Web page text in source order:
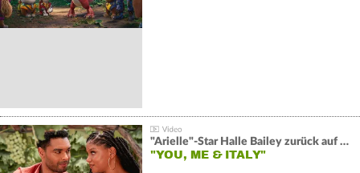
"Arielle"-Star Halle Bailey zurück auf der Leinwand:
"YOU, ME & ITALY"